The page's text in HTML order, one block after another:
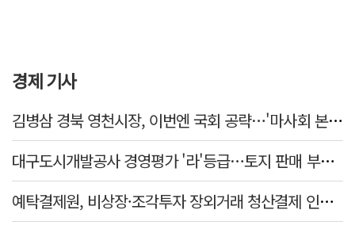
경제 기사
김병삼 경북 영천시장, 이번엔 국회 공략…'마사회 본사 이전·광역교통망 확충' 요청
대구도시개발공사 경영평가 '라'등급…토지 판매 부진에 1년 만에 두 단계 '뚝'
예탁결제원, 비상장·조각투자 장외거래 청산결제 인프라 구축 착수…연내 가동